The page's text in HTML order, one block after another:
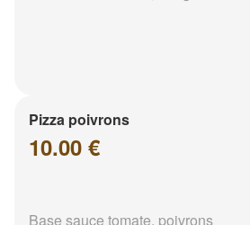
Pizza poivrons
10.00 €
Base sauce tomate, poivrons